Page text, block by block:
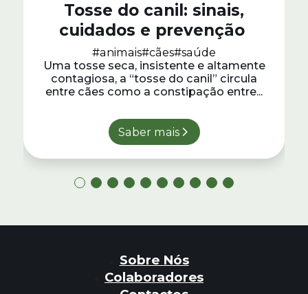
Tosse do canil: sinais,
cuidados e prevenção
#animais#cães#saúde
Uma tosse seca, insistente e altamente
contagiosa, a “tosse do canil” circula
entre cães como a constipação entre...
Saber mais
Sobre Nós
Colaboradores